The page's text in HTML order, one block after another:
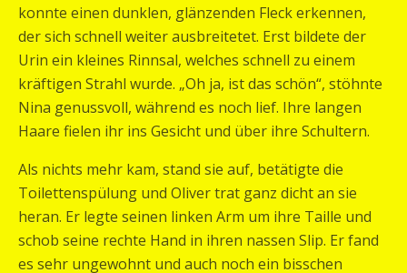
konnte einen dunklen, glänzenden Fleck erkennen,
der sich schnell weiter ausbreitetet. Erst bildete der
Urin ein kleines Rinnsal, welches schnell zu einem
kräftigen Strahl wurde. „Oh ja, ist das schön“, stöhnte
Nina genussvoll, während es noch lief. Ihre langen
Haare fielen ihr ins Gesicht und über ihre Schultern.
Als nichts mehr kam, stand sie auf, betätigte die
Toilettenspülung und Oliver trat ganz dicht an sie
heran. Er legte seinen linken Arm um ihre Taille und
schob seine rechte Hand in ihren nassen Slip. Er fand
es sehr ungewohnt und auch noch ein bisschen